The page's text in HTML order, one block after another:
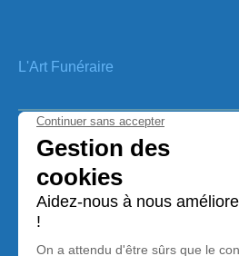
L'Art Funéraire
Voir notre cartr de visite (Click Me)